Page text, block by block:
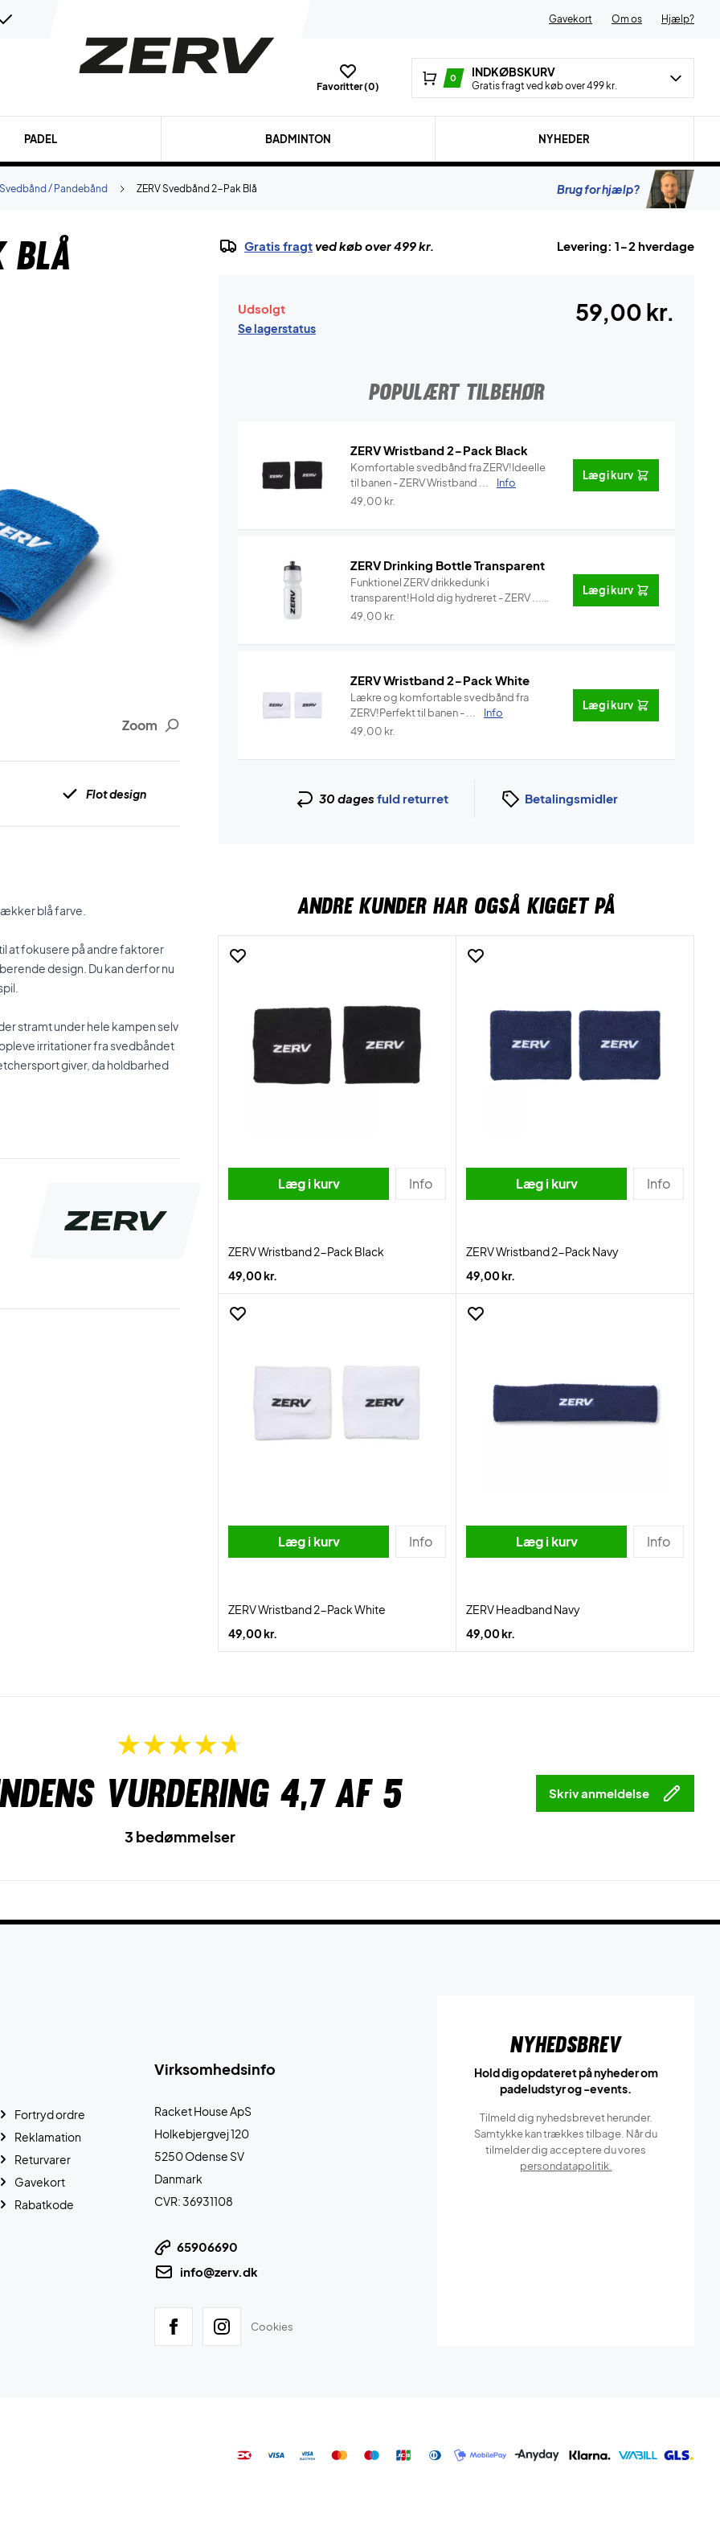
Gavekort Om os Hjælp?
Favoritter (0)
0 INDKØBSKURV
Gratis fragt ved køb over 499 kr.
PADEL BADMINTON NYHEDER
ZERV Svedbånd 2-Pak Blå
Svedbånd / Pandebånd Brug for hjælp?
Blå
Zoom
Flot design
blå farve.
at fokusere på andre faktorer
design. Du kan derfor nu
stramt under hele kampen selv
irritationer fra svedbåndet
giver, da holdbarhed
Gratis fragtved køb over 499 kr. Levering: 1-2 hverdage
Udsolgt
Se lagerstatus
59,00 kr.
POPULÆRT TILBEHØR
ZERV Wristband 2-Pack Black
Komfortable svedbånd fra ZERV!Ideelle
til banen - ZERV Wristband ...
Info
49,00 kr.
Læg i kurv
ZERV Drinking Bottle Transparent
Funktionel ZERV drikkedunk i
transparent!Hold dig hydreret - ZERV ...
Info
49,00 kr.
Læg i kurv
ZERV Wristband 2-Pack White
Lækre og komfortable svedbånd fra
ZERV!Perfekt til banen - ...
Info
49,00 kr.
Læg i kurv
30 dages fuld returret Betalingsmidler
ANDRE KUNDER HAR OGSÅ KIGGET PÅ
Læg i kurv Info
ZERV Wristband 2-Pack Black
49,00 kr.
Læg i kurv Info
ZERV Wristband 2-Pack Navy
49,00 kr.
Læg i kurv Info
ZERV Wristband 2-Pack White
49,00 kr.
Læg i kurv Info
ZERV Headband Navy
49,00 kr.
vurdering 4,7af 5 Skriv anmeldelse
3 bedømmelser
Virksomhedsinfo
Racket House ApS
Holkebjergvej 120
5250 Odense SV
Danmark
CVR: 36931108
65906690
info@zerv.dk
Cookies
Fortryd ordre
Reklamation
Returvarer
Gavekort
Rabatkode
Nyhedsbrev
Hold dig opdateret på nyheder om
padeludstyr og -events.
Tilmeld dig nyhedsbrevet herunder.
Samtykke kan trækkes tilbage. Når du
tilmelder dig acceptere du vores
persondatapolitik.